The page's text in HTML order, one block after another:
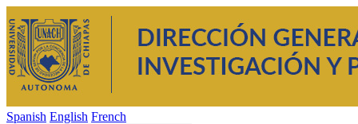
Spanish English French